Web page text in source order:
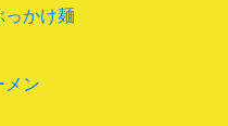
っかけ麺
メン